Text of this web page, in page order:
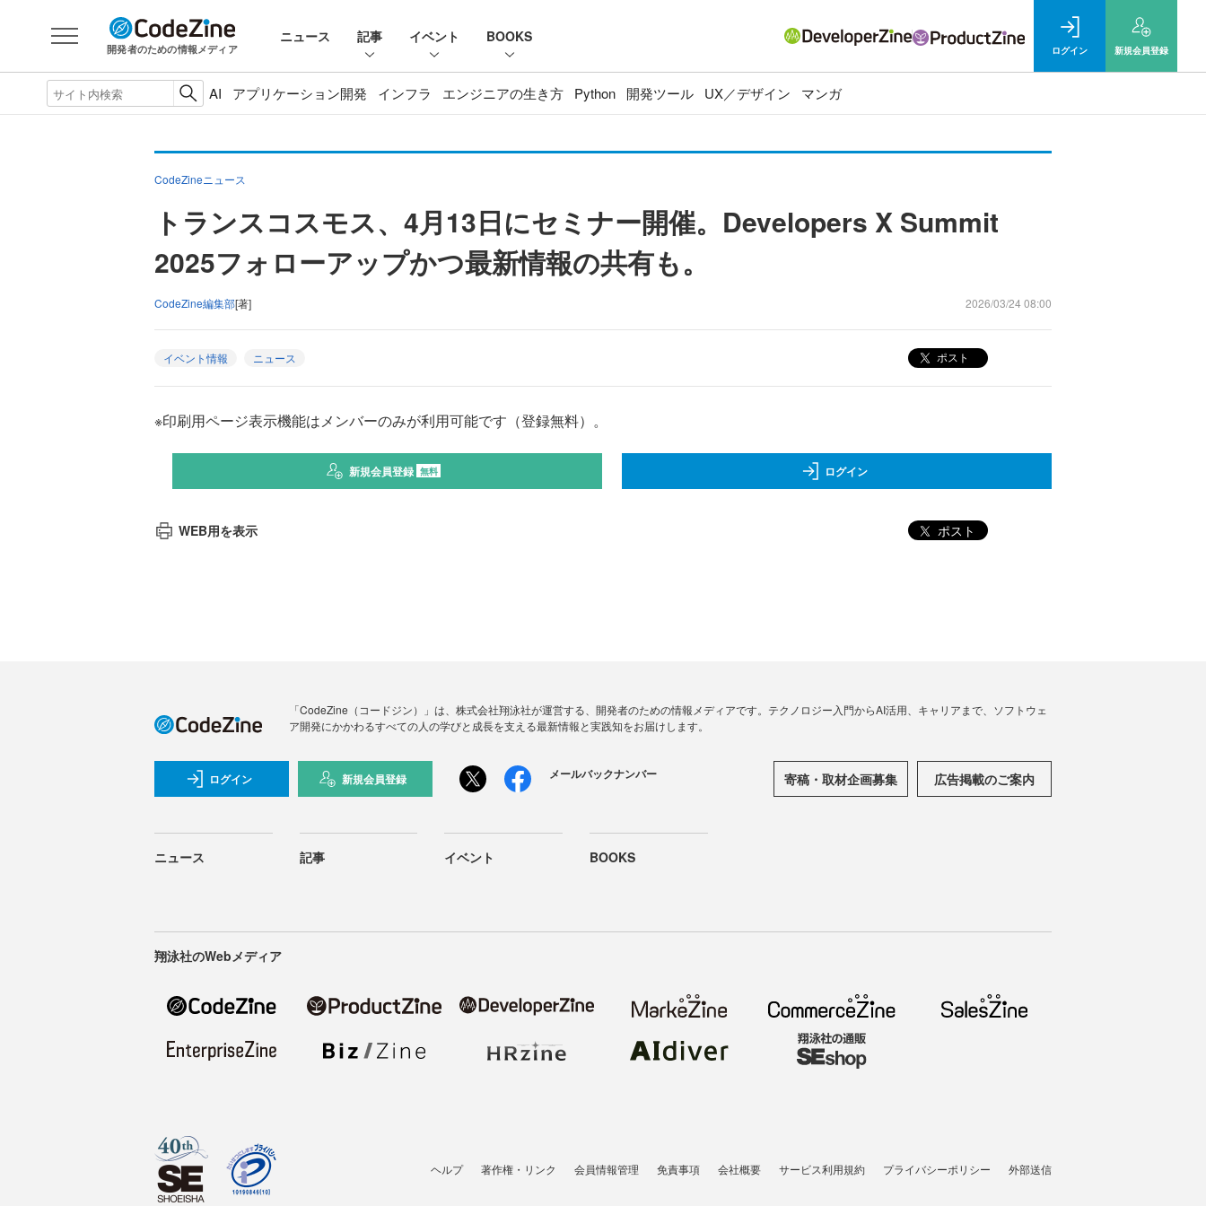
開発者のための情報メディア
ニュース 記事 イベント BOOKS
ログイン 新規会員登録
AI アプリケーション開発 インフラ エンジニアの生き方 Python 開発ツール UX／デザイン マンガ
CodeZineニュース
トランスコスモス、4月13日にセミナー開催。Developers X Summit
2025フォローアップかつ最新情報の共有も。
CodeZine編集部[著] 2026/03/24 08:00
イベント情報 ニュース ポスト
※印刷用ページ表示機能はメンバーのみが利用可能です（登録無料）。
新規会員登録 無料 ログイン
WEB用を表示 ポスト
「CodeZine（コードジン）」は、株式会社翔泳社が運営する、開発者のための情報メディアです。テクノロジー入門からAI活用、キャリアまで、ソフトウェ
ア開発にかかわるすべての人の学びと成長を支える最新情報と実践知をお届けします。
ログイン 新規会員登録 メールバックナンバー 寄稿・取材企画募集 広告掲載のご案内
ニュース 記事 イベント BOOKS
翔泳社のWebメディア
ヘルプ 著作権・リンク 会員情報管理 免責事項 会社概要 サービス利用規約 プライバシーポリシー 外部送信